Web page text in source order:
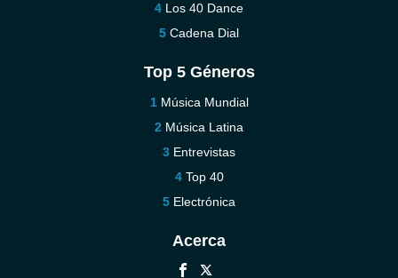
Los 40 Dance
Cadena Dial
Top 5 Géneros
Música Mundial
Música Latina
Entrevistas
Top 40
Electrónica
Acerca